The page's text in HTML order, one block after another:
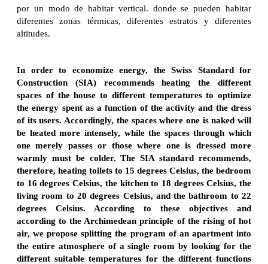
por un modo de habitar vertical. donde se pueden habitar
diferentes zonas térmicas, diferentes estratos y diferentes
altitudes.
In order to economize energy, the Swiss Standard for
Construction (SIA) recommends heating the different
spaces of the house to different temperatures to optimize
the energy spent as a function of the activity and the dress
of its users. Accordingly, the spaces where one is naked will
be heated more intensely, while the spaces through which
one merely passes or those where one is dressed more
warmly must be colder. The SIA standard recommends,
therefore, heating toilets to 15 degrees Celsius, the bedroom
to 16 degrees Celsius, the kitchen to 18 degrees Celsius, the
living room to 20 degrees Celsius, and the bathroom to 22
degrees Celsius. According to these objectives and
according to the Archimedean principle of the rising of hot
air, we propose splitting the program of an apartment into
the entire atmosphere of a single room by looking for the
different suitable temperatures for the different functions